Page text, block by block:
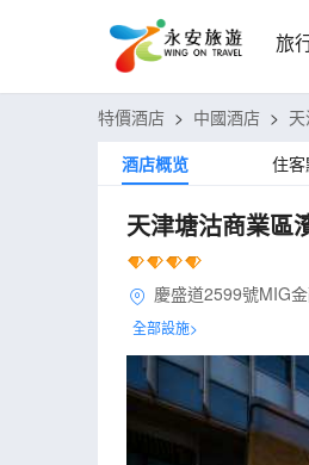
旅
特價酒店 > 中國酒店 >
酒店概览
住客
天津塘沽商業區
慶盛道2599號MIG
全部設施>